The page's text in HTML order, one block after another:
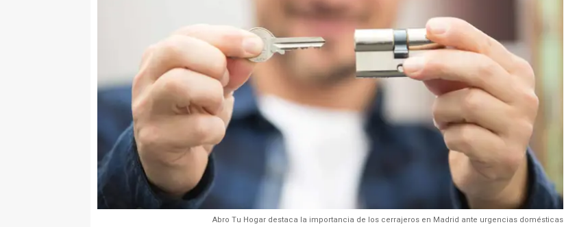
Abro Tu Hogar destaca la importancia de los cerrajeros en Madrid ante urgencias domésticas